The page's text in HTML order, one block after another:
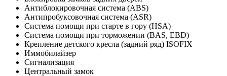
Антиблокировочная система (ABS)
Антипробуксовочная система (ASR)
Система помощи при старте в гору (HSA)
Система помощи при торможении (BAS, EBD)
Крепление детского кресла (задний ряд) ISOFIX
Иммобилайзер
Сигнализация
Центральный замок